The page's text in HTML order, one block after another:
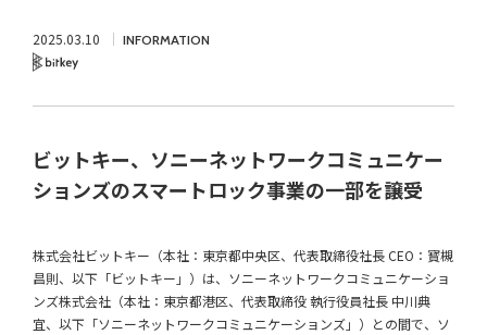
2025.03.10 INFORMATION
ビットキー、ソニーネットワークコミュニケー
ションズのスマートロック事業の一部を譲受
株式会社ビットキー（本社：東京都中央区、代表取締役社長 CEO：寳槻
昌則、以下「ビットキー」）は、ソニーネットワークコミュニケーショ
ンズ株式会社（本社：東京都港区、代表取締役 執行役員社長 中川典
宜、以下「ソニーネットワークコミュニケーションズ」）との間で、ソ